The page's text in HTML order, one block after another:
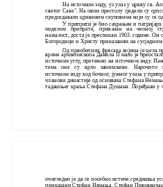
На источном зиду, уз улаз у цркву св.
светог Саве". На овом престолу сједели су
председавали црквеним скуповима који су се
У припрати је био сахрањен и
моделом припрате, приказан на чеоној
нажалост, доста је пресликан 1903. године.
Богородици и Христу приказаним на
Од првобитних фресака којима је цела
време архиепископа Данила II мало је
источном углу, претежно на источном зиду.
тема оне су врло занимљиве.
источном зиду код бочног, јужног улаза у
чланови династије од оснивача Стефана
тадашњег краља Стефана Душана. Поређани у
очигледно је да се посебно истиче средишња
приказани Стефан Немања, Стефан